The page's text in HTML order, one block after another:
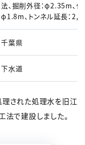
法、掘削外径：φ2.35m、仕
φ1.8m、トンネル延長：
千葉県
下水道
された処理水を旧江
で建設しました。